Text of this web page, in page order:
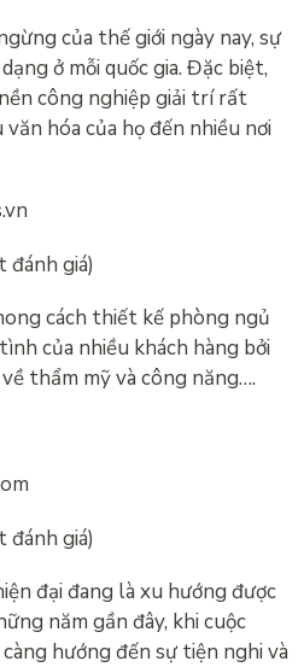
của thế giới ngày nay, sự
ở mỗi quốc gia. Đặc biệt,
công nghiệp giải trí rất
hóa của họ đến nhiều nơi
giá)
cách thiết kế phòng ngủ
của nhiều khách hàng bởi
thẩm mỹ và công năng….
giá)
đại đang là xu hướng được
năm gần đây, khi cuộc
hướng đến sự tiện nghi và